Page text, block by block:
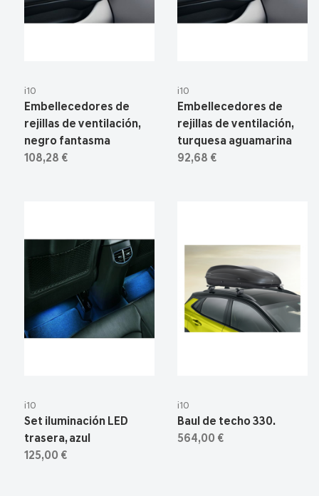
i10
Embellecedores de
rejillas de ventilación,
negro fantasma
108,28 €
i10
Embellecedores de
rejillas de ventilación,
turquesa aguamarina
92,68 €
i10
Set iluminación LED
trasera, azul
125,00 €
i10
Baul de techo 330.
564,00 €